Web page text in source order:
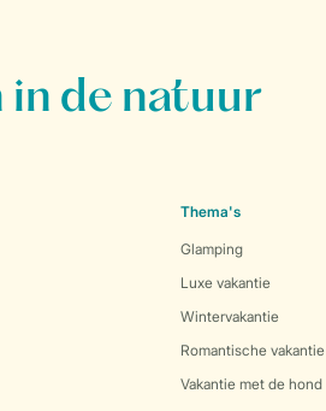
de natuur
Thema's
Glamping
Luxe vakantie
Wintervakantie
Romantische vakantie
Vakantie met de hond